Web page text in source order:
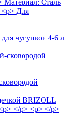
чугунков 4-6 л